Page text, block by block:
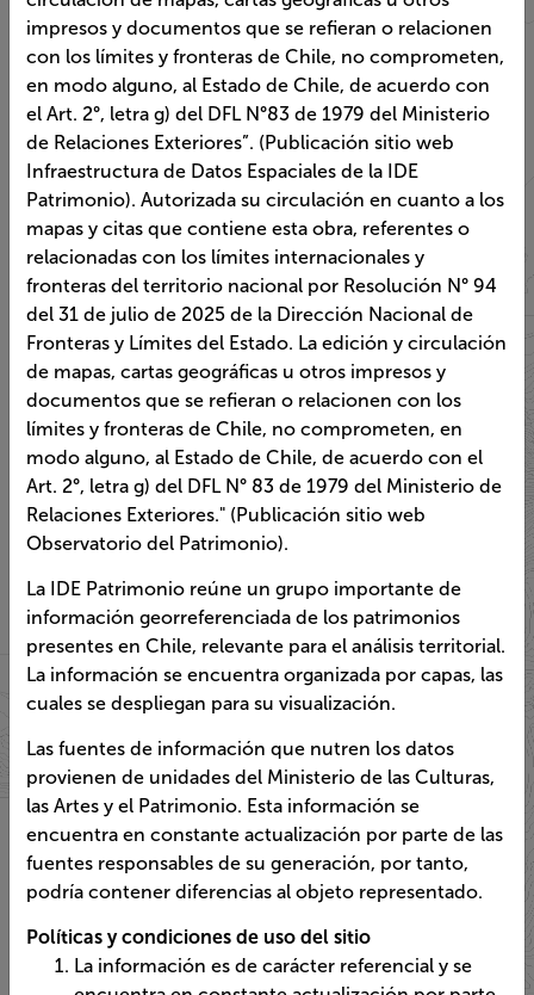
mapas, cartas geográficas u otros impresos y
documentos que se refieran o relacionen con los
límites y fronteras de Chile, no comprometen, en modo
alguno, al Estado de Chile, de acuerdo con el Art. 2°,
letra g) del DFL N°83 de 1979 del Ministerio de
Relaciones Exteriores”. (Publicación sitio web
Infraestructura de Datos Espaciales de la IDE
Patrimonio). Autorizada su circulación en cuanto a los
mapas y citas que contiene esta obra, referentes o
relacionadas con los límites internacionales y fronteras
del territorio nacional por Resolución N° 94 del 31 de
julio de 2025 de la Dirección Nacional de Fronteras y
Límites del Estado. La edición y circulación de mapas,
cartas geográficas u otros impresos y documentos que
se refieran o relacionen con los límites y fronteras de
Chile, no comprometen, en modo alguno, al Estado de
Chile, de acuerdo con el Art. 2°, letra g) del DFL N° 83
de 1979 del Ministerio de Relaciones Exteriores."
(Publicación sitio web Observatorio del Patrimonio).
información georreferenciada de los patrimonios
presentes en Chile, relevante para el análisis territorial.
La información se encuentra organizada por capas, las
cuales se despliegan para su visualización.
provienen de unidades del Ministerio de las Culturas, las
Artes y el Patrimonio. Esta información se encuentra en
constante actualización por parte de las fuentes
responsables de su generación, por tanto, podría
contener diferencias al objeto representado.
La información es de carácter referencial y se
encuentra en constante actualización por parte